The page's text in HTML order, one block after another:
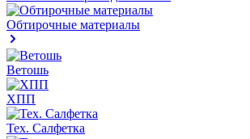
Обтирочные материалы
Ветошь
ХПП
Тех. Салфетка